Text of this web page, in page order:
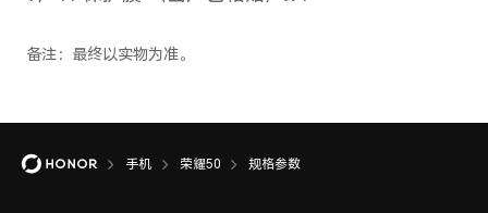
电5G（NR）
备注：*5G网络使用，需要根据运营商
况确定是否支持。
手机 荣耀50 规格参数